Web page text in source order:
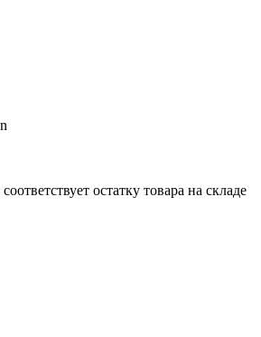
остатку товара на складе